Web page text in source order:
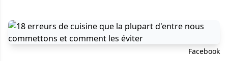
Facebook